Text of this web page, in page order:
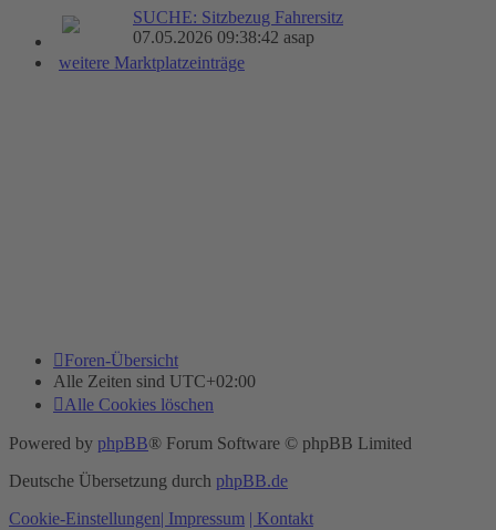
SUCHE: Sitzbezug Fahrersitz
07.05.2026 09:38:42 asap
weitere Marktplatzeinträge
Foren-Übersicht
Alle Zeiten sind UTC+02:00
Alle Cookies löschen
Powered by phpBB® Forum Software © phpBB Limited
Deutsche Übersetzung durch phpBB.de
Cookie-Einstellungen| Impressum | Kontakt